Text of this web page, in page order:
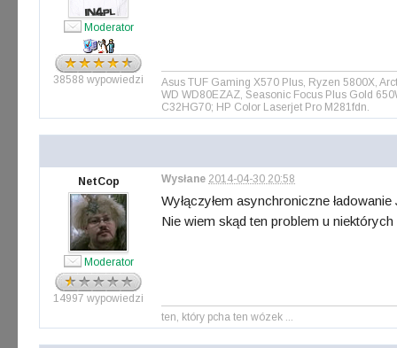
Moderator
38588 wypowiedzi
Asus TUF Gaming X570 Plus, Ryzen 5800X,
WD WD80EZAZ, Seasonic Focus Plus Gold
C32HG70; HP Color Laserjet Pro M281fdn.
NetCop
Moderator
14997 wypowiedzi
Wysłane 2014-04-30 20:58
Wyłączyłem asynchroniczne
Nie wiem skąd ten problem u niektórych
ten, który pcha ten wózek ...